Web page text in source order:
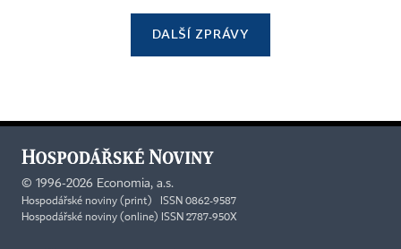
DALŠÍ ZPRÁVY
© 1996-2026 Economia, a.s.
Hospodářské noviny (print) ISSN 0862-9587
Hospodářské noviny (online) ISSN 2787-950X